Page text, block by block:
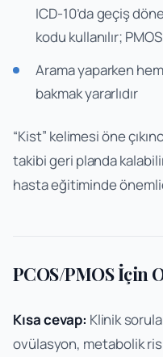
ICD-10’da geçiş
kodu kullanılır;
Arama yaparken
bakmak yararlıdır
“Kist” kelimesi öne
takibi geri planda
hasta eğitiminde
PCOS/PMOS İçin
Kısa cevap: Klinik
ovülasyon, metabolik